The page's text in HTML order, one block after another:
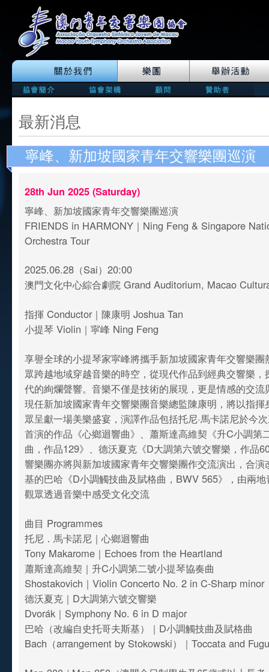
最新消息
寧峰、新加坡國家青年交響樂團巡演
28th Jun 2025 (Saturday)
寧峰、新加坡國家青年交響樂團巡演
FRIENDS in HARMONY｜Ning Feng & Singapore
Orchestra Tour
2025.06.28（Sai）20:00
澳門文化中心綜合劇院 Grand Auditorium, Macao
指揮 Conductor｜陳康明 Joshua Tan
小提琴 Violin｜寜峰 Ning Feng
享譽全球的小提琴家寜峰將攜手新加坡國家青年交響樂團
眾跨越地域穿越音樂的時空，從現代作品到經典交響樂
代的絢爛聲響。音樂不僅是技術的展現，更是情感的交流
現任新加坡國家青年交響樂團音樂總監陳康明，將以指揮
眾呈獻一場美樂盛宴，演譯作品包括托尼·馬卡諾尼於今
首演的作品《心鄉迴響曲》、蕭斯達高維契《升C小調第
曲，作品129》、德沃夏克《D大調第六號交響樂，作品
響樂團亦將與新加坡國家青年交響樂團作交流演出，合演
基的巴哈《D小調觸技曲及賦格曲，BWV 565》，由兩
觀眾透過音樂中感受文化交流
曲目 Programmes
托尼．馬卡諾尼｜心鄉迴響曲
Tony Makarome｜Echoes from the Heartland
蕭斯達高維契｜升C小調第二號小提琴協奏曲
Shostakovich｜Violin Concerto No. 2 in C-Sharp minor
德沃夏克｜D大調第六號交響樂
Dvorák｜Symphony No. 6 in D major
巴哈（改編自史托哥夫斯基）｜D小調觸技曲及賦格曲
Bach（arrangement by Stokowski）｜Toccata and